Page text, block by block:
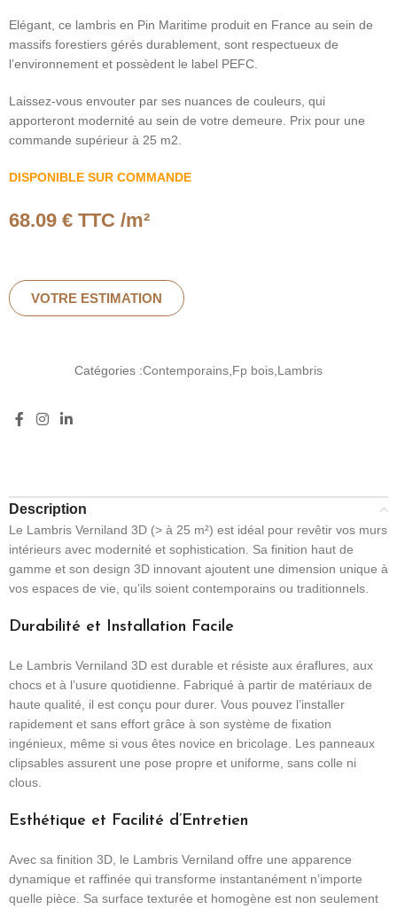
Elégant, ce lambris en Pin Maritime produit en France au sein de
massifs forestiers gérés durablement, sont respectueux de
l’environnement et possèdent le label PEFC.
Laissez-vous envouter par ses nuances de couleurs, qui
apporteront modernité au sein de votre demeure. Prix pour une
commande supérieur à 25 m2.
DISPONIBLE SUR COMMANDE
68.09 € TTC /m²
VOTRE ESTIMATION
Catégories :Contemporains Fp bois Lambris
Description
Le Lambris Verniland 3D (> à 25 m²) est idéal pour revêtir vos murs
intérieurs avec modernité et sophistication. Sa finition haut de
gamme et son design 3D innovant ajoutent une dimension unique à
vos espaces de vie, qu’ils soient contemporains ou traditionnels.
Durabilité et Installation Facile
Le Lambris Verniland 3D est durable et résiste aux éraflures, aux
chocs et à l’usure quotidienne. Fabriqué à partir de matériaux de
haute qualité, il est conçu pour durer. Vous pouvez l’installer
rapidement et sans effort grâce à son système de fixation
ingénieux, même si vous êtes novice en bricolage. Les panneaux
clipsables assurent une pose propre et uniforme, sans colle ni
clous.
Esthétique et Facilité d’Entretien
Avec sa finition 3D, le Lambris Verniland offre une apparence
dynamique et raffinée qui transforme instantanément n’importe
quelle pièce. Sa surface texturée et homogène est non seulement